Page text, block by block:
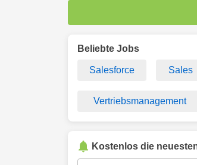
Beliebte Jobs
Salesforce Sales
Vertriebsmanagement
Kostenlos die